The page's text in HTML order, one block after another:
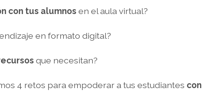
con tus alumnosen el aula virtual?
en formato digital?
que necesitan?
4 retos para empoderar a tus estudiantes con